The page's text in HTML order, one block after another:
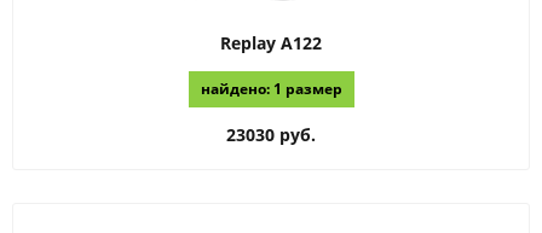
Replay A122
найдено: 1 размер
23030 руб.